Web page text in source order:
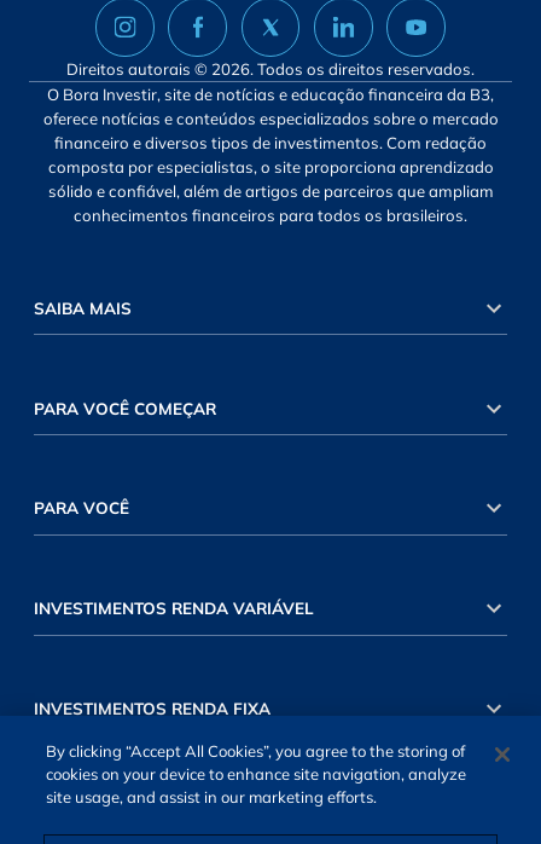
Direitos autorais © 2026. Todos os direitos reservados.
O Bora Investir, site de notícias e educação financeira da B3,
oferece notícias e conteúdos especializados sobre o mercado
financeiro e diversos tipos de investimentos. Com redação
composta por especialistas, o site proporciona aprendizado
sólido e confiável, além de artigos de parceiros que ampliam
conhecimentos financeiros para todos os brasileiros.
SAIBA MAIS
PARA VOCÊ COMEÇAR
PARA VOCÊ
INVESTIMENTOS RENDA VARIÁVEL
INVESTIMENTOS RENDA FIXA
By clicking “Accept All Cookies”, you agree to the storing of
cookies on your device to enhance site navigation, analyze
site usage, and assist in our marketing efforts.